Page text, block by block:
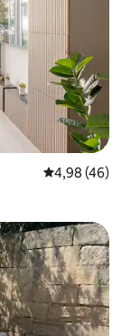
4,98 de uma
4,98 (46)